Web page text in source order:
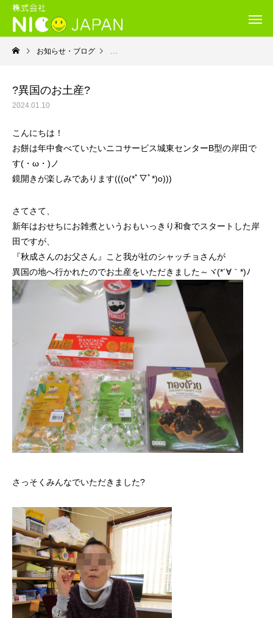
お知らせ・ブログ 就労継続支援Ｂ型・ニコサービス城東センター
?異国のお土産?
2024.01.10
こんにちは！
お餅は年中食べていたいニコサービス城東センターB型の岸田で
す(・ω・)ノ
鏡開きが楽しみであります(((o(*ﾟ▽ﾟ*)o)))
さてさて、
新年はおせちにお雑煮というおもいっきり和食でスタートした岸
田ですが、
『秋成さんのお父さん』こと我が社のシャッチョさんが
異国の地へ行かれたのでお土産をいただきました～ヾ(*´∀｀*)ﾉ
さっそくみんなでいただきました?